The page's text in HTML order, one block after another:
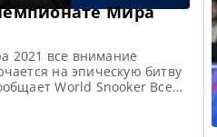
Мира
2021 все внимание
на эпическую битву
World Snooker Все
2021 Турнирная